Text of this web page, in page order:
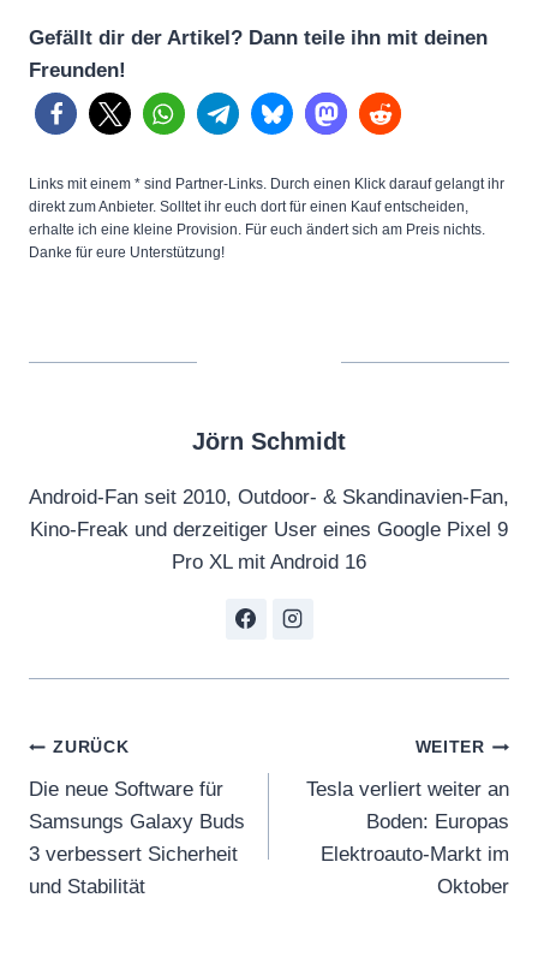
Gefällt dir der Artikel? Dann teile ihn mit deinen
Freunden!
Links mit einem * sind Partner-Links. Durch einen Klick darauf gelangt ihr
direkt zum Anbieter. Solltet ihr euch dort für einen Kauf entscheiden,
erhalte ich eine kleine Provision. Für euch ändert sich am Preis nichts.
Danke für eure Unterstützung!
Jörn Schmidt
Android-Fan seit 2010, Outdoor- & Skandinavien-Fan,
Kino-Freak und derzeitiger User eines Google Pixel 9
Pro XL mit Android 16
Beitragsnavigation
ZURÜCK
Die neue Software für
Samsungs Galaxy Buds
3 verbessert Sicherheit
und Stabilität
WEITER
Tesla verliert weiter an
Boden: Europas
Elektroauto-Markt im
Oktober